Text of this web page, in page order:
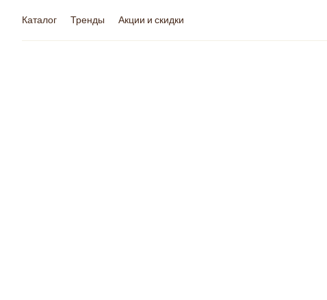
Каталог Тренды Акции и скидки